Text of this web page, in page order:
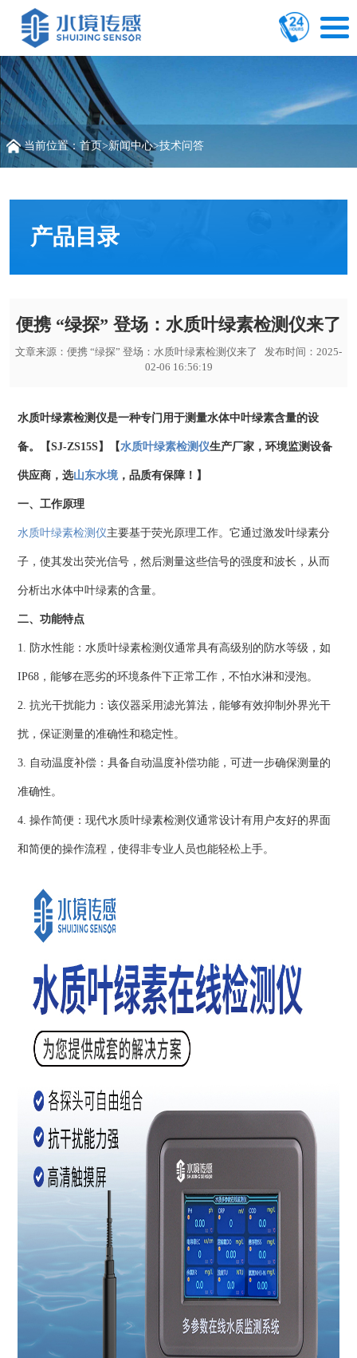
当前位置：首页>新闻中心>技术问答
产品目录
便携 “绿探” 登场：水质叶绿素检测仪来了
文章来源： 便携 “绿探” 登场：水质叶绿素检测仪来了
发布时间：2025-
02-06 16:56:19
水质叶绿素检测仪是一种专门用于测量水体中叶绿素含量的设
备。【SJ-ZS15S】【水质叶绿素检测仪生产厂家，环境监测设备
供应商，选山东水境 ，品质有保障！】
一、工作原理
水质叶绿素检测仪主要基于荧光原理工作。它通过激发叶绿素分
子，使其发出荧光信号，然后测量这些信号的强度和波长，从而
分析出水体中叶绿素的含量。
二、功能特点
1. 防水性能：水质叶绿素检测仪通常具有高级别的防水等级，如
IP68，能够在恶劣的环境条件下正常工作，不怕水淋和浸泡。
2. 抗光干扰能力：该仪器采用滤光算法，能够有效抑制外界光干
扰，保证测量的准确性和稳定性。
3. 自动温度补偿：具备自动温度补偿功能，可进一步确保测量的
准确性。
4. 操作简便：现代水质叶绿素检测仪通常设计有用户友好的界面
和简便的操作流程，使得非专业人员也能轻松上手。